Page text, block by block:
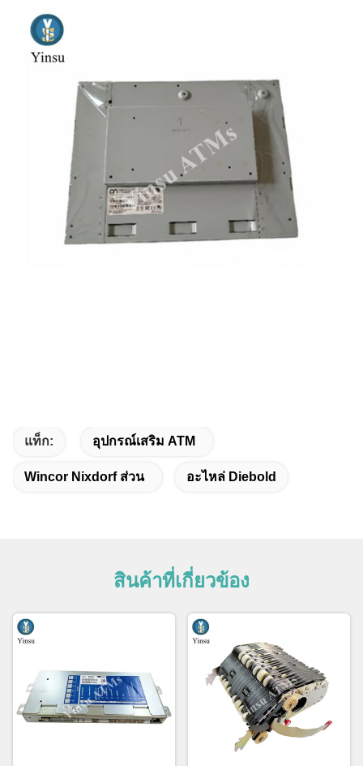
แท็ก: อุปกรณ์เสริม ATM
Wincor Nixdorf ส่วน อะไหล่ Diebold
สินค้าที่เกี่ยวข้อง